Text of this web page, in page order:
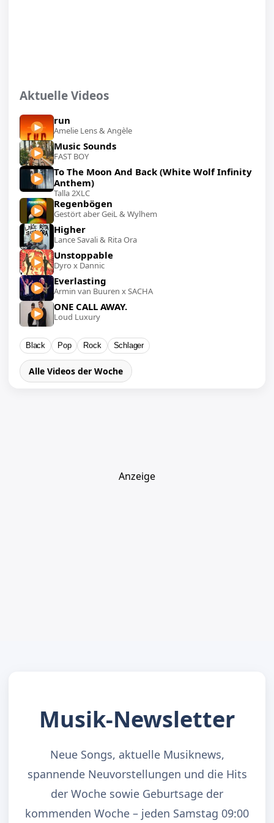
Aktuelle Videos
run
Amelie Lens & Angèle
Music Sounds
FAST BOY
To The Moon And Back (White Wolf Infinity
Anthem)
Talla 2XLC
Regenbögen
Gestört aber GeiL & Wylhem
Higher
Lance Savali & Rita Ora
Unstoppable
Dyro x Dannic
Everlasting
Armin van Buuren x SACHA
ONE CALL AWAY.
Loud Luxury
Black Pop Rock Schlager
Alle Videos der Woche
Anzeige
Musik-Newsletter
Neue Songs, aktuelle Musiknews,
spannende Neuvorstellungen und die Hits
der Woche sowie Geburtsage der
kommenden Woche – jeden Samstag 09:00